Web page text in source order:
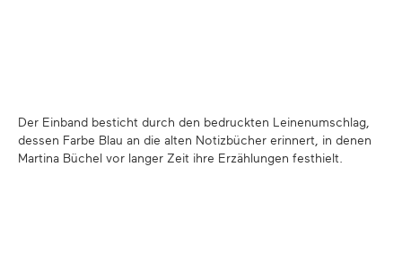
Der Einband besticht durch den bedruckten Leinenumschlag,
dessen Farbe Blau an die alten Notizbücher erinnert, in denen
Martina Büchel vor langer Zeit ihre Erzählungen festhielt.